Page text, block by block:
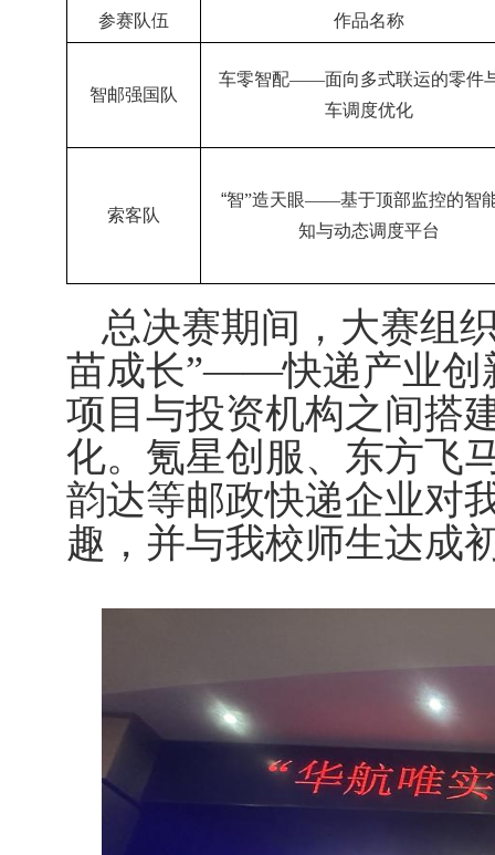
参赛队伍 作品名称
智邮强国队
车零智配——面向多式联运的零件
车调度优化
索客队
“智”造天眼——基于顶部监控的智
知与动态调度平台
总决赛期间，大赛组
苗成长”——快递产业创
项目与投资机构之间搭
化。氪星创服、东方飞
韵达等邮政快递企业对
趣，并与我校师生达成